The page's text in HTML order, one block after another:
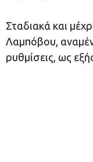
Σταδιακά και
Λαμπόβου,
ρυθμίσεις, ως